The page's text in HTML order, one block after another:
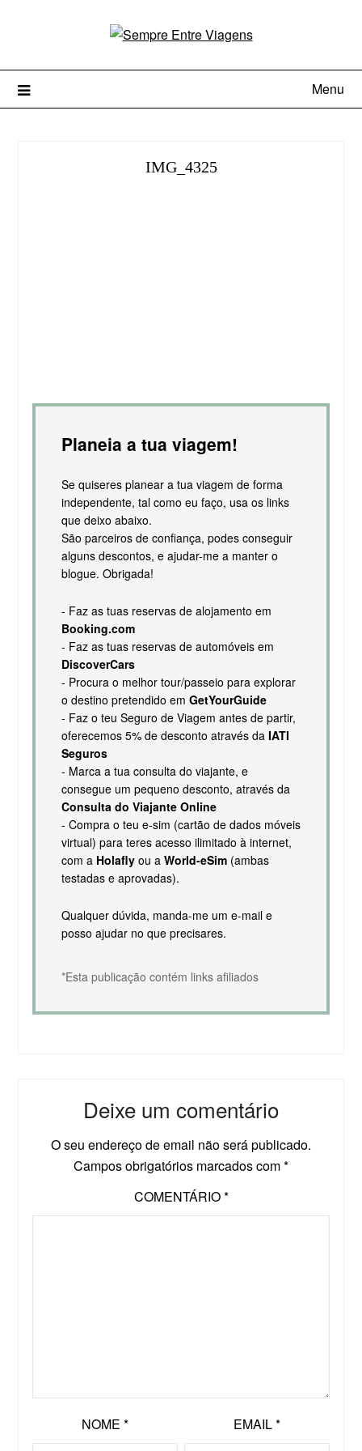
Menu
IMG_4325
Planeia a tua viagem!
Se quiseres planear a tua viagem de forma
independente, tal como eu faço, usa os links
que deixo abaixo.
São parceiros de confiança, podes conseguir
alguns descontos, e ajudar-me a manter o
blogue. Obrigada!
- Faz as tuas reservas de alojamento em
Booking.com
- Faz as tuas reservas de automóveis em
DiscoverCars
- Procura o melhor tour/passeio para explorar
o destino pretendido em GetYourGuide
- Faz o teu Seguro de Viagem antes de partir,
oferecemos 5% de desconto através da IATI
Seguros
- Marca a tua consulta do viajante, e
consegue um pequeno desconto, através da
Consulta do Viajante Online
- Compra o teu e-sim (cartão de dados móveis
virtual) para teres acesso ilimitado à internet,
com a Holaflyou a World-eSim(ambas
testadas e aprovadas).
Qualquer dúvida, manda-me um e-mail e
posso ajudar no que precisares.
*Esta publicação contém links afiliados
Deixe um comentário
O seu endereço de email não será publicado.
Campos obrigatórios marcados com*
COMENTÁRIO*
NOME * EMAIL*